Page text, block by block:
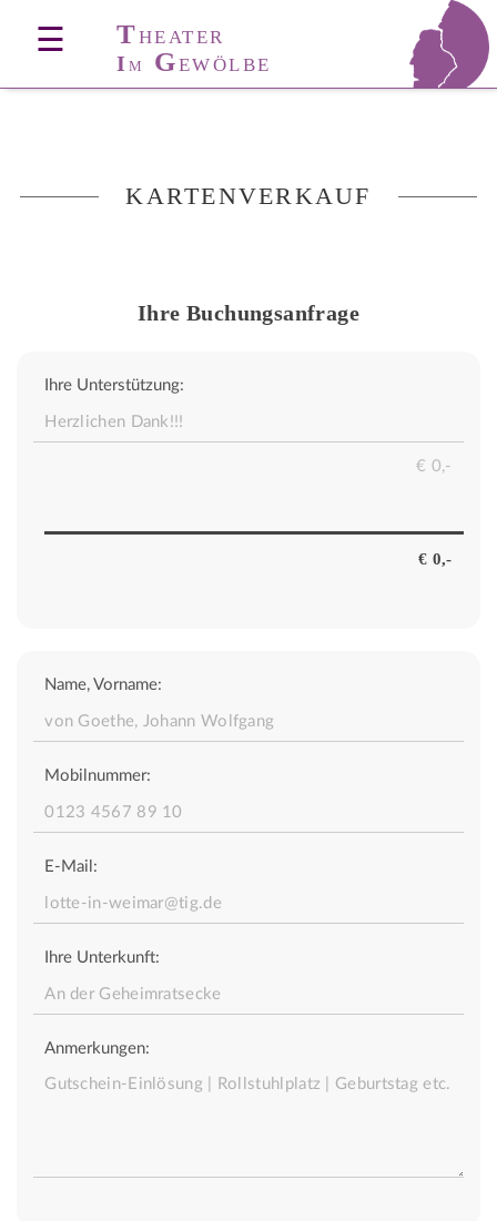
☰ THEATER
I M GEWÖLBE
KARTENVERKAUF
Ihre Buchungsanfrage
Ihre Unterstützung:
Name, Vorname:
Mobilnummer:
E-Mail:
Ihre Unterkunft:
Anmerkungen: